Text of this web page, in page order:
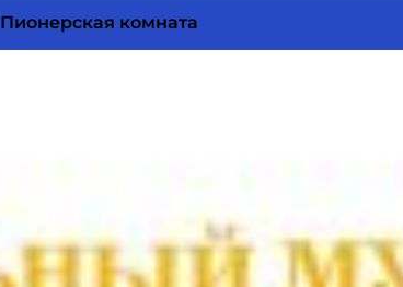
Пионерская комната